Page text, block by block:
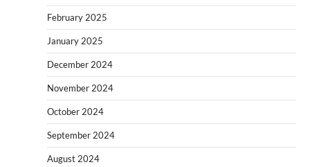
February 2025
January 2025
December 2024
November 2024
October 2024
September 2024
August 2024